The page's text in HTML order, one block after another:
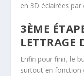
en 3D éclairées par
3ÈME
LETTRAGE
Enfin pour finir, le
surtout en fonction